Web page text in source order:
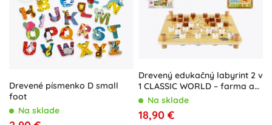
Drevené písmenko D small
foot
Na sklade
Drevený edukačný labyrint 2 v
1 CLASSIC WORLD – farma a
abeceda, 30 × 30 cm
Na sklade
18,90 €